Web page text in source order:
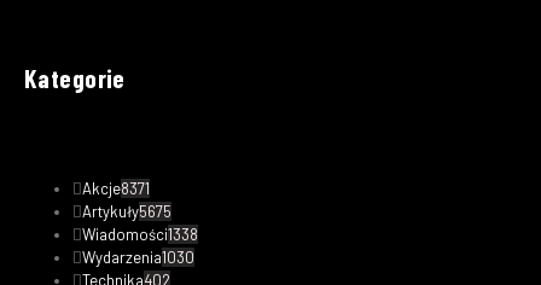
Kategorie
Akcje8371
Artykuły5675
Wiadomości1338
Wydarzenia1030
Technika402